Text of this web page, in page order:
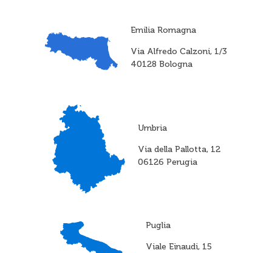
Emilia Romagna
Via Alfredo Calzoni, 1/3
40128 Bologna
Umbria
Via della Pallotta, 12
06126 Perugia
Puglia
Viale Einaudi, 15